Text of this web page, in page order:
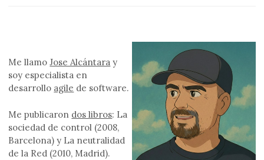
Me llamoJose Alcántara y
soy especialista en
desarrollo agile de software.
Me publicaron dos libros: La
sociedad de control (2008,
Barcelona) y La neutralidad
de la Red (2010, Madrid).